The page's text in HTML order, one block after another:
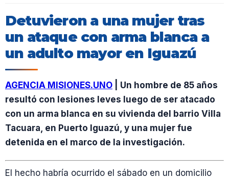
Detuvieron a una mujer tras
un ataque con arma blanca a
un adulto mayor en Iguazú
AGENCIA MISIONES.UNO | Un hombre de 85 años
resultó con lesiones leves luego de ser atacado
con un arma blanca en su vivienda del barrio Villa
Tacuara, en Puerto Iguazú, y una mujer fue
detenida en el marco de la investigación.
El hecho habría ocurrido el sábado en un domicilio